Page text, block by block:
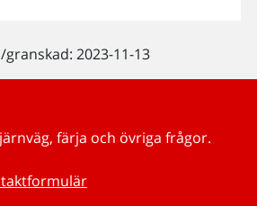
2023-11-13
färja och övriga frågor.